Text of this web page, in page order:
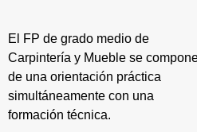
El FP de grado medio de
Carpintería y Mueble se
de una orientación práctica
simultáneamente con una
formación técnica.